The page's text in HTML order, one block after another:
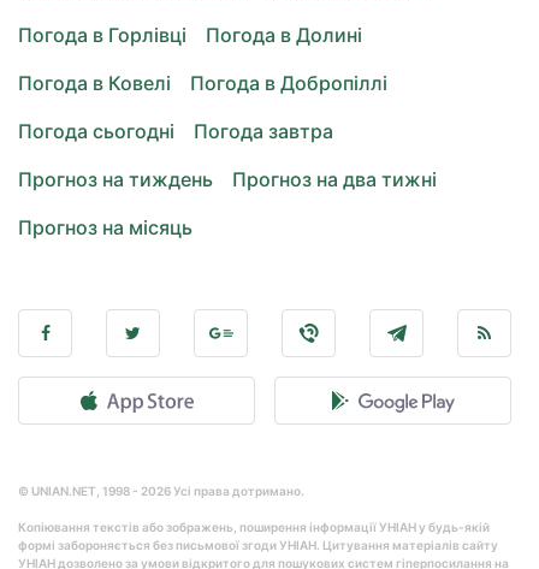
Погода в Горлівці
Погода в Долині
Погода в Ковелі
Погода в Добропіллі
Погода сьогодні
Погода завтра
Прогноз на тиждень
Прогноз на два тижні
Прогноз на місяць
© UNIAN.NET, 1998 - 2026 Усі права дотримано.
Копіювання текстів або зображень, поширення інформації УНІАН у будь-якій
формі забороняється без письмової згоди УНІАН. Цитування матеріалів сайту
УНІАН дозволено за умови відкритого для пошукових систем гіперпосилання на